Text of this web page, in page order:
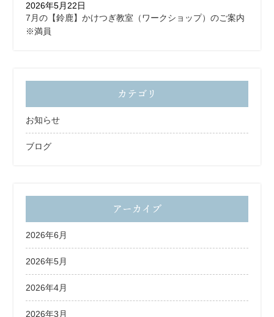
7月の【鈴鹿】かけつぎ教室（ワークショップ）のご案内
※満員
2026年5月22日
カテゴリ
お知らせ
ブログ
アーカイブ
2026年6月
2026年5月
2026年4月
2026年3月